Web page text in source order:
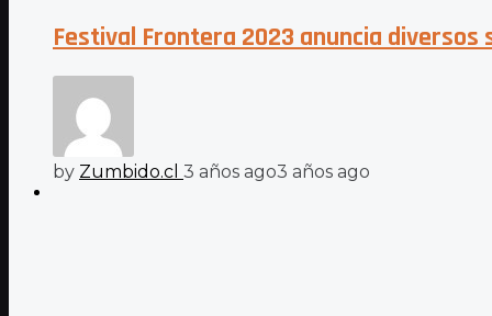
Festival Frontera 2023 anuncia diversos
by Zumbido.cl 3 años ago3 años ago